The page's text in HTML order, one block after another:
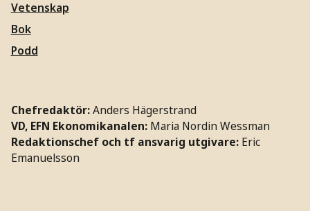
Vetenskap
Bok
Podd
Chefredaktör:Anders Hägerstrand
VD, EFN Ekonomikanalen: Maria Nordin Wessman
Redaktionschef och tf ansvarig utgivare: Eric
Emanuelsson